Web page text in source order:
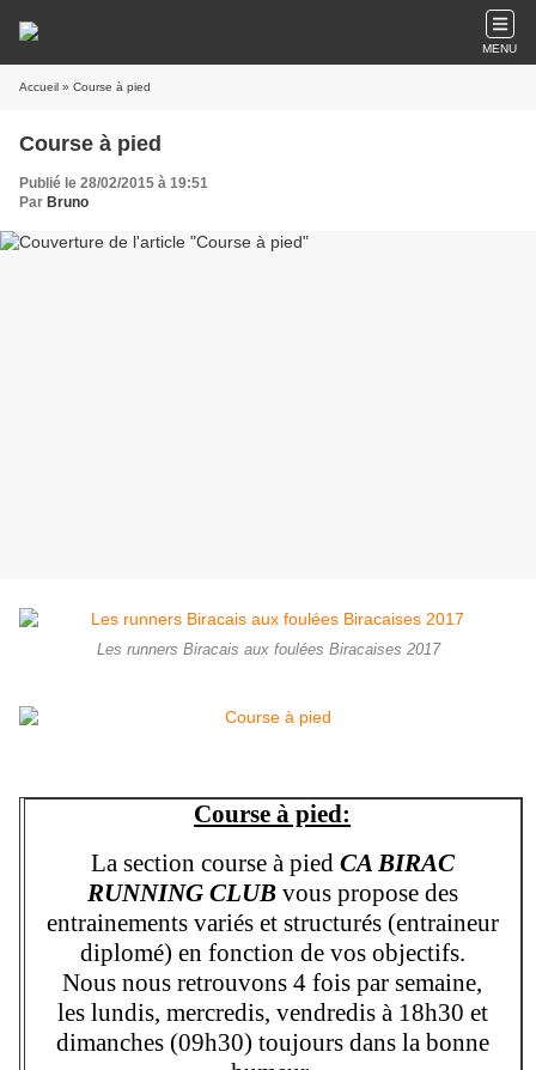
MENU
Accueil » Course à pied
Course à pied
Publié le 28/02/2015 à 19:51
Par Bruno
Les runners Biracais aux foulées Biracaises 2017
Course à pied:
La section course à pied CA BIRAC
RUNNING CLUBvous propose des
entrainements variés et structurés (entraineur
diplomé) en fonction de vos objectifs.
Nous nous retrouvons 4 fois par semaine,
les lundis, mercredis, vendredis à 18h30 et
dimanches (09h30) toujours dans la bonne